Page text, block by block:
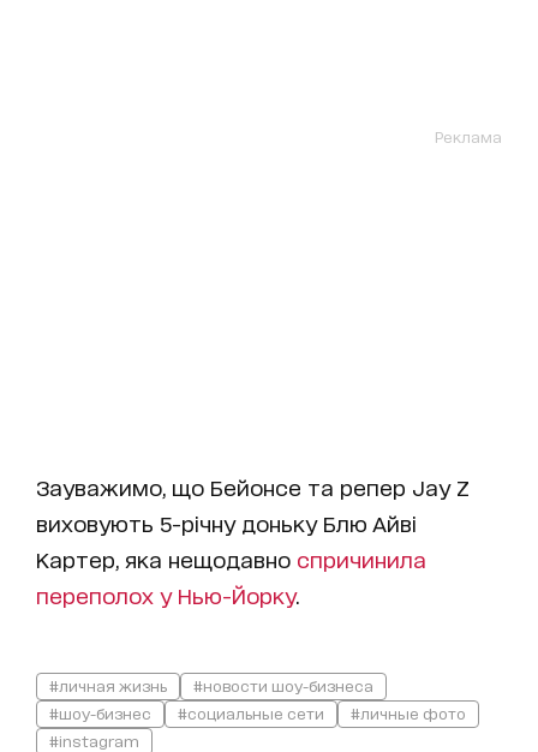
Реклама
Зауважимо, що Бейонсе та репер Jay Z
виховують 5-річну доньку Блю Айві
Картер, яка нещодавно спричинила
переполох у Нью-Йорку.
#личная жизнь
#новости шоу-бизнеса
#шоу-бизнес
#социальные сети
#личные фото
#instagram